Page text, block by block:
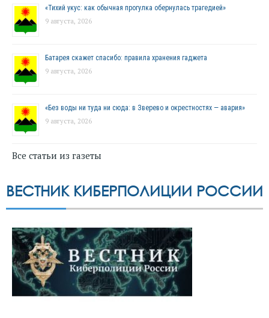
«Тихий укус: как обычная прогулка обернулась трагедией»
9 августа, 2026
Батарея скажет спасибо: правила хранения гаджета
9 августа, 2026
«Без воды ни туда ни сюда: в Зверево и окрестностях — авария»
9 августа, 2026
Все статьи из газеты
ВЕСТНИК КИБЕРПОЛИЦИИ РОССИИ